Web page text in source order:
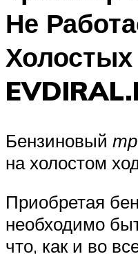
Не
Бензиновый
на холостом
Приобретая
необходимо
что, как и во